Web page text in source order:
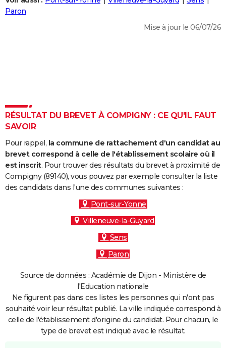
Destinations
City break
Voyage nature
Voyage de noces
Forum
Climat
+
PHOTO
Dictionnaire
Biographies
Citations
Expressions
Proverbes
PROGRAMME TV
S'inscrire
Se connecter
Lycées
Collèges
Primaires
Universités
Entreprises
Service militaire
Avis de recherche
AVIS DE DÉCÈS
FORUM
Paron
Mise à jour le 06/07/26
RÉSULTAT DU BREVET À COMPIGNY : CE QU'IL FAUT
SAVOIR
Pour rappel, la commune de rattachement d'un candidat au
brevet correspond à celle de l'établissement scolaire où il
est inscrit. Pour trouver des résultats du brevet à proximité de
Compigny (89140), vous pouvez par exemple consulter la liste
des candidats dans l'une des communes suivantes :
Pont-sur-Yonne
Villeneuve-la-Guyard
Sens
Paron
Source de données : Académie de Dijon - Ministère de
l'Education nationale
Ne figurent pas dans ces listes les personnes qui n'ont pas
souhaité voir leur résultat publié. La ville indiquée correspond à
celle de l'établissement d'origine du candidat. Pour chacun, le
type de brevet est indiqué avec le résultat.